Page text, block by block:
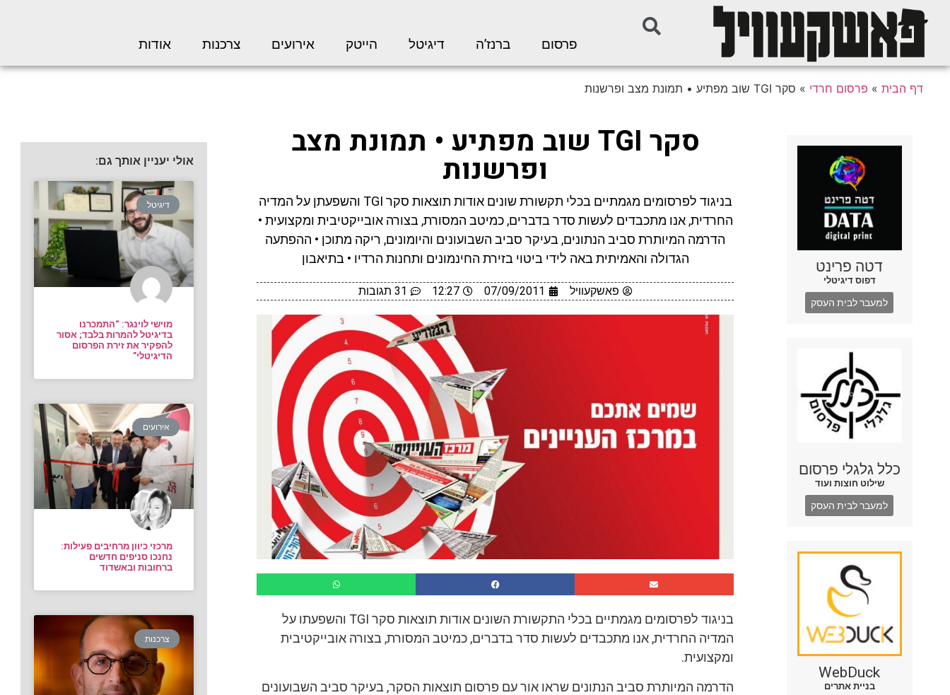
פרסום ברנז’ה דיגיטל הייטק אירועים צרכנות אודות
דף הבית » פרסום חרדי » סקר TGI שוב מפתיע • תמונת מצב ופרשנות
דטה פרינט
דפוס דיגיטלי
למעבר לבית העסק
כלל גלגלי פרסום
שילוט חוצות ועוד
למעבר לבית העסק
WebDuck
בניית אתרים
סקר TGI שוב מפתיע • תמונת מצב
ופרשנות
בניגוד לפרסומים מגמתיים בכלי תקשורת שונים אודות תוצאות סקר TGI והשפעתן על המדיה
החרדית, אנו מתכבדים לעשות סדר בדברים, כמיטב המסורת, בצורה אובייקטיבית ומקצועית •
הדרמה המיותרת סביב הנתונים, בעיקר סביב השבועונים והיומונים, ריקה מתוכן • ההפתעה
הגדולה והאמיתית באה לידי ביטוי בזירת החינמונים ותחנות הרדיו • בתיאבון
פאשקעוויל 07/09/2011
12:27 31 תגובות
בניגוד לפרסומים מגמתיים בכלי התקשורת השונים אודות תוצאות סקר TGI והשפעתו על
המדיה החרדית, אנו מתכבדים לעשות סדר בדברים, כמיטב המסורת, בצורה אובייקטיבית
ומקצועית.
הדרמה המיותרת סביב הנתונים שראו אור עם פרסום תוצאות הסקר, בעיקר סביב השבועונים
אולי יעניין אותך גם:
דיגיטל
מוישי לוינגר: “התמכרנו
בדיגיטל להמרות בלבד; אסור
להפקיר את זירת הפרסום
הדיגיטלי”
אירועים
מרכזי כיוון מרחיבים פעילות:
נחנכו סניפים חדשים
ברחובות ובאשדוד
צרכנות